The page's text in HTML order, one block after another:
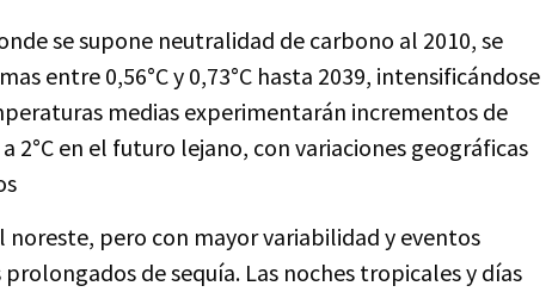
se supone neutralidad de carbono al 2010, se
entre 0,56°C y 0,73°C hasta 2039, intensificándose
medias experimentarán incrementos de
a 2°C en el futuro lejano, con variaciones geográficas
pero con mayor variabilidad y eventos
de sequía. Las noches tropicales y días